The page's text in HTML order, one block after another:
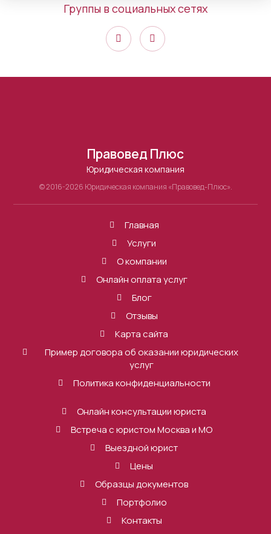
Группы в социальных сетях
Правовед Плюс
Юридическая компания
© 2016-2026 Юридическая компания «Правовед-Плюс».
Главная
Услуги
О компании
Онлайн оплата услуг
Блог
Отзывы
Карта сайта
Пример договора об оказании юридических
услуг
Политика конфиденциальности
Онлайн консультации юриста
Встреча с юристом Москва и МО
Выездной юрист
Цены
Образцы документов
Портфолио
Контакты